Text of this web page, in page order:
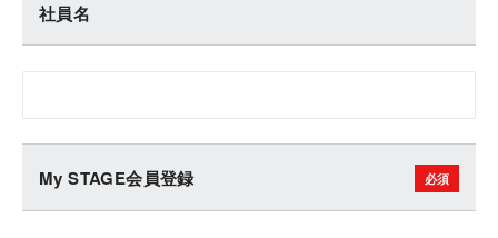
社員名
My STAGE会員登録